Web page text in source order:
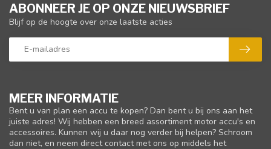
MEER INFORMATIE
Bent u van plan een accu te kopen? Dan bent u bij ons aan het
juiste adres! Wij hebben een breed assortiment motor accu's en
accessoires. Kunnen wij u daar nog verder bij helpen? Schroom
dan niet, en neem direct contact met ons op middels het
ABONNEER JE OP ONZE NIEUWSBRIEF
Blijf op de hoogte over onze laatste acties